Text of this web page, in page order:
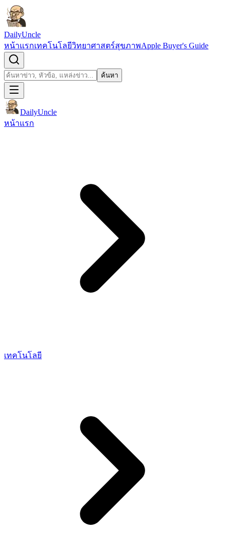
ข้ามไปยังเนื้อหา
DailyUncle
หน้าแรกเทคโนโลยีวิทยาศาสตร์สุขภาพApple Buyer's Guide
ค้นหา ค้นหา
DailyUncle
หน้าแรก
เทคโนโลยี